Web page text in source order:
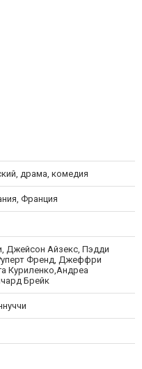
драма, комедия
Франция
Джейсон Айзекс, Пэдди
Френд, Джеффри
Куриленко,Андреа
Брейк